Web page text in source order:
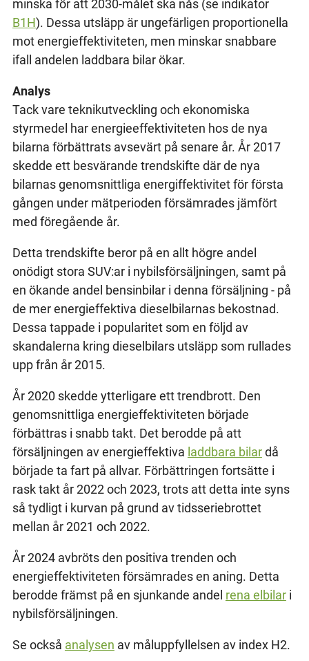
minska för att 2030-målet ska nås (se indikator
B1H). Dessa utsläpp är ungefärligen proportionella
mot energieffektiviteten, men minskar snabbare
ifall andelen laddbara bilar ökar.
Analys
Tack vare teknikutveckling och ekonomiska
styrmedel har energieeffektiviteten hos de nya
bilarna förbättrats avsevärt på senare år. År 2017
skedde ett besvärande trendskifte där de nya
bilarnas genomsnittliga energiffektivitet för första
gången under mätperioden försämrades jämfört
med föregående år.
Detta trendskifte beror på en allt högre andel
onödigt stora SUV:ar i nybilsförsäljningen, samt på
en ökande andel bensinbilar i denna försäljning - på
de mer energieffektiva dieselbilarnas bekostnad.
Dessa tappade i popularitet som en följd av
skandalerna kring dieselbilars utsläpp som rullades
upp från år 2015.
År 2020 skedde ytterligare ett trendbrott. Den
genomsnittliga energieffektiviteten började
förbättras i snabb takt. Det berodde på att
försäljningen av energieffektiva laddbara bilardå
började ta fart på allvar. Förbättringen fortsätte i
rask takt år 2022 och 2023, trots att detta inte syns
så tydligt i kurvan på grund av tidsseriebrottet
mellan år 2021 och 2022.
År 2024 avbröts den positiva trenden och
energieffektiviteten försämrades en aning. Detta
berodde främst på en sjunkande andel rena elbilari
nybilsförsäljningen.
Se också analysen av måluppfyllelsen av index H2.